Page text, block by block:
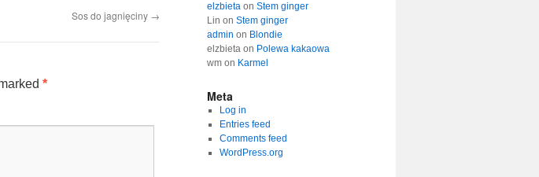
Sos do jagnięciny →
*
elzbieta on Stem ginger
Lin on Stem ginger
admin on Blondie
elzbieta on Polewa kakaowa
wm on Karmel
Meta
Log in
Entries feed
Comments feed
WordPress.org